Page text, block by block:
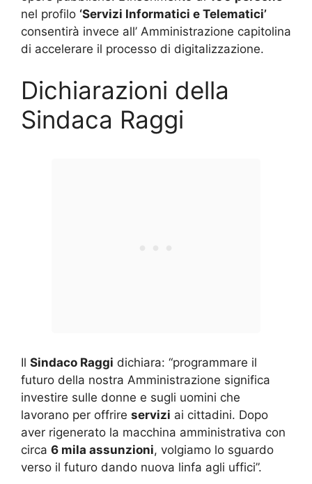
nel profilo ‘Servizi Informatici e Telematici’
consentirà invece all’ Amministrazione capitolina
di accelerare il processo di digitalizzazione.
Dichiarazioni della
Sindaca Raggi
Il Sindaco Raggi dichiara: “programmare il
futuro della nostra Amministrazione significa
investire sulle donne e sugli uomini che
lavorano per offrire servizi ai cittadini. Dopo
aver rigenerato la macchina amministrativa con
circa 6 mila assunzioni, volgiamo lo sguardo
verso il futuro dando nuova linfa agli uffici”.